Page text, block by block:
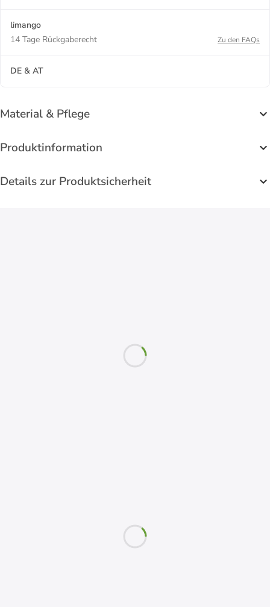
limango
14 Tage Rückgaberecht
Zu den FAQs
DE & AT
Material & Pflege
Produktinformation
Details zur Produktsicherheit